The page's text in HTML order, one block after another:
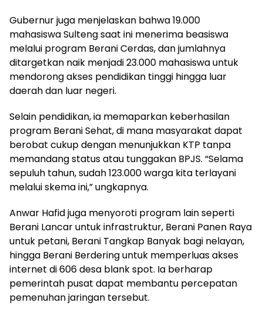
Gubernur juga menjelaskan bahwa 19.000
mahasiswa Sulteng saat ini menerima beasiswa
melalui program Berani Cerdas, dan jumlahnya
ditargetkan naik menjadi 23.000 mahasiswa untuk
mendorong akses pendidikan tinggi hingga luar
daerah dan luar negeri.
Selain pendidikan, ia memaparkan keberhasilan
program Berani Sehat, di mana masyarakat dapat
berobat cukup dengan menunjukkan KTP tanpa
memandang status atau tunggakan BPJS. “Selama
sepuluh tahun, sudah 123.000 warga kita terlayani
melalui skema ini,” ungkapnya.
Anwar Hafid juga menyoroti program lain seperti
Berani Lancar untuk infrastruktur, Berani Panen Raya
untuk petani, Berani Tangkap Banyak bagi nelayan,
hingga Berani Berdering untuk memperluas akses
internet di 606 desa blank spot. Ia berharap
pemerintah pusat dapat membantu percepatan
pemenuhan jaringan tersebut.